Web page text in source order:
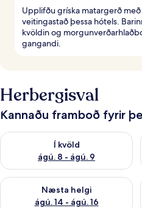
Upplifðu gríska matargerð
veitingastað þessa hótels.
kvöldin og
gangandi.
Herbergisval
Kannaðu framboð fyrir
Í kvöld
ágú. 8 - ágú. 9
Athuga framboð í kvöld ágú. 8 -
Næsta helgi
ágú. 14 - ágú. 16
Athuga framboð næstu helgi ágú.